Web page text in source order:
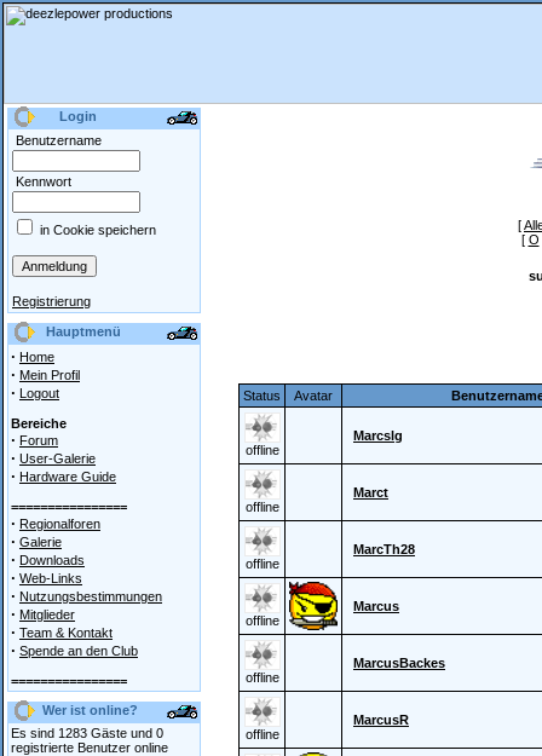
Login
Benutzername
Kennwort
in Cookie speichern
Registrierung
Hauptmenü
· Home
· Mein Profil
· Logout
Bereiche
· Forum
· User-Galerie
· Hardware Guide
================
· Regionalforen
· Galerie
· Downloads
· Web-Links
· Nutzungsbestimmungen
· Mitglieder
· Team & Kontakt
· Spende an den Club
================
Wer ist online?
Es sind 1283 Gäste und 0
registrierte Benutzer online
[
[ O
Status Avatar
offline
Marcslg
offline
Marct
offline
MarcTh28
offline
Marcus
offline
MarcusBackes
offline
MarcusR